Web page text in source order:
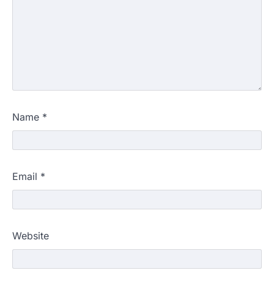
Name *
Email *
Website